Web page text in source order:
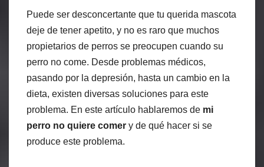
Puede ser desconcertante que tu querida mascota
deje de tener apetito, y no es raro que muchos
propietarios de perros se preocupen cuando su
perro no come. Desde problemas médicos,
pasando por la depresión, hasta un cambio en la
dieta, existen diversas soluciones para este
problema. En este artículo hablaremos de mi
perro no quiere comer y de qué hacer si se
produce este problema.